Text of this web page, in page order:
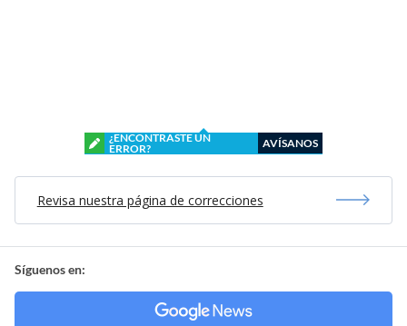
¿ENCONTRASTE UN
ERROR?
AVÍSANOS
Revisa nuestra página de correcciones
Síguenos en: